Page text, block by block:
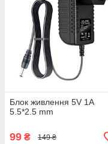
Блок живлення 5V 1A
5.5*2.5 mm
99 ₴ 149 ₴